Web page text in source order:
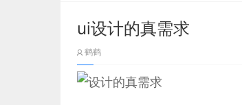
ui设计的真需求
鹤鹤